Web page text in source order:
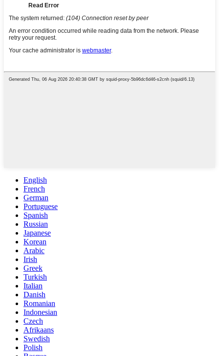
English
French
German
Portuguese
Spanish
Russian
Japanese
Korean
Arabic
Irish
Greek
Turkish
Italian
Danish
Romanian
Indonesian
Czech
Afrikaans
Swedish
Polish